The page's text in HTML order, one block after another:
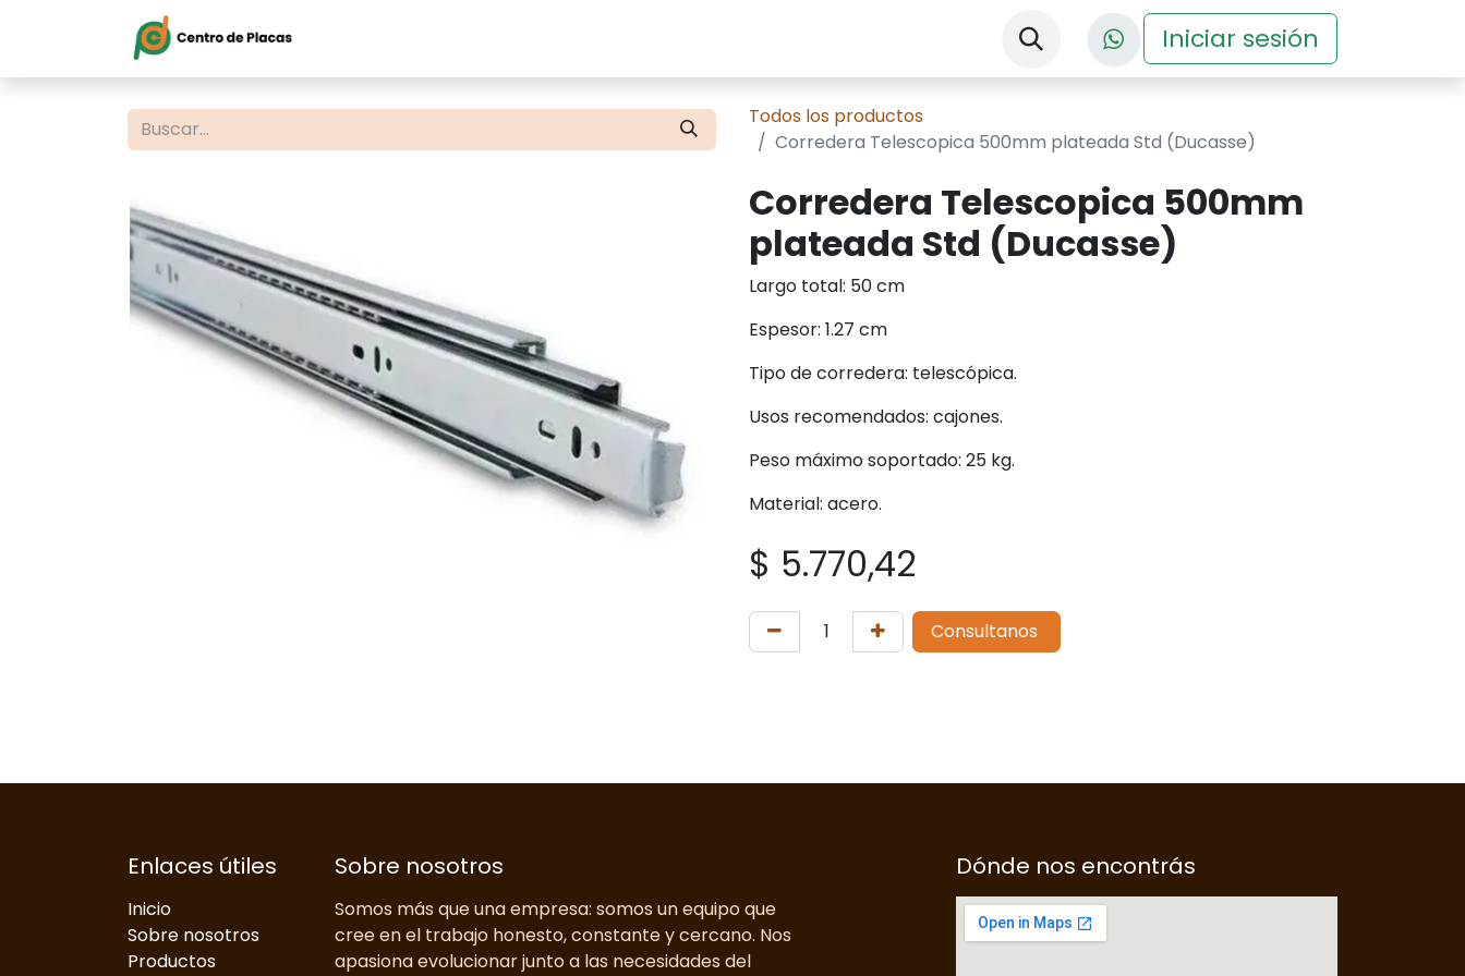
Descargas Eventos
Iniciar sesión
Todos los productos
Corredera Telescopica 500mm plateada Std (Ducasse)
Corredera Telescopica 500mm
plateada Std (Ducasse)
Largo total: 50 cm
Espesor: 1.27 cm
Tipo de corredera: telescópica.
Usos recomendados: cajones.
Peso máximo soportado: 25 kg.
Material: acero.
$ 5.770,42
Consultanos
Enlaces útiles
Inicio
Sobre nosotros
Productos
Sobre nosotros
Somos más que una empresa: somos un equipo que
cree en el trabajo honesto, constante y cercano. Nos
apasiona evolucionar junto a las necesidades del
Dónde nos encontrás